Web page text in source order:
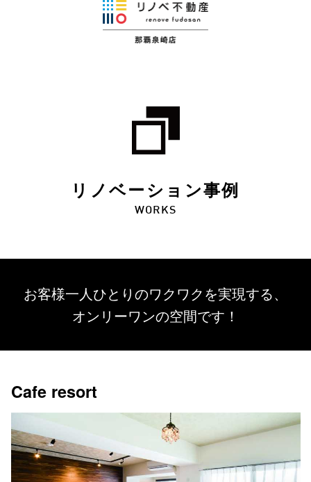
リノベーション事例
WORKS
お客様一人ひとりのワクワクを実現する、
オンリーワンの空間です！
Cafe resort